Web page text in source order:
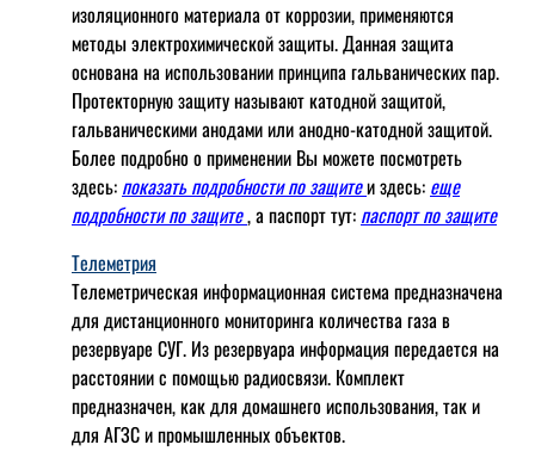
изоляционного материала от коррозии, применяются
методы электрохимической защиты. Данная защита
основана на использовании принципа гальванических пар.
Протекторную защиту называют катодной защитой,
гальваническими анодами или анодно-катодной защитой.
Более подробно о применении Вы можете посмотреть
здесь: показать подробности по защитеи здесь: еще
подробности по защите, а паспорт тут: паспорт по защите
Телеметрия
Телеметрическая информационная система предназначена
для дистанционного мониторинга количества газа в
резервуаре СУГ. Из резервуара информация передается на
расстоянии с помощью радиосвязи. Комплект
предназначен, как для домашнего использования, так и
для АГЗС и промышленных объектов.